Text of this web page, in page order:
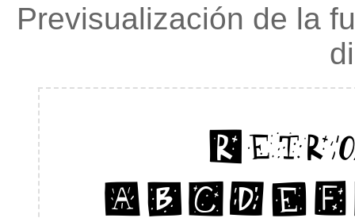
Previsualización de la